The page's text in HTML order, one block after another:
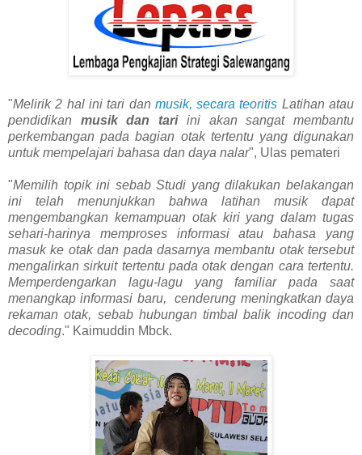
"Melirik 2 hal ini tari dan musik, secara teoritis Latihan atau
pendidikan musik dan tariini akan sangat membantu
perkembangan pada bagian otak tertentu yang digunakan
untuk mempelajari bahasa dan daya nalar", Ulas pemateri
"Memilih topik ini sebab Studi yang dilakukan belakangan
ini telah menunjukkan bahwa latihan musik dapat
mengembangkan kemampuan otak kiri yang dalam tugas
sehari-harinya memproses informasi atau bahasa yang
masuk ke otak dan pada dasarnya membantu otak tersebut
mengalirkan sirkuit tertentu pada otak dengan cara tertentu.
Memperdengarkan lagu-lagu yang familiar pada saat
menangkap informasi baru, cenderung meningkatkan daya
rekaman otak, sebab hubungan timbal balik incoding dan
decoding." Kaimuddin Mbck.